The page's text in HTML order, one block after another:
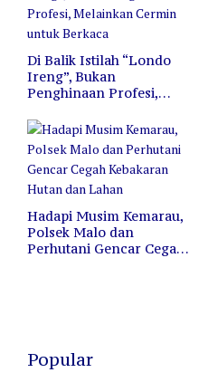
Di Balik Istilah “Londo
Ireng”, Bukan
Penghinaan Profesi,
Berkaca
Hadapi Musim Kemarau,
Polsek Malo dan
Perhutani Gencar Cegah
Popular